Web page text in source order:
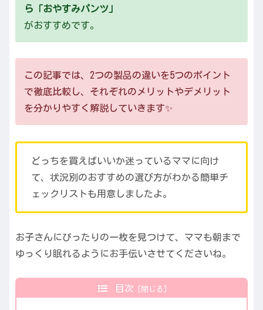
ら「おやすみパンツ」
がおすすめです。
この記事では、2つの製品の違いを5つのポイント
で徹底比較し、それぞれのメリットやデメリット
を分かりやすく解説していきます✨
どっちを買えばいいか迷っているママに向け
て、状況別のおすすめの選び方がわかる簡単チ
ェックリストも用意しましたよ。
お子さんにぴったりの一枚を見つけて、ママも朝まで
ゆっくり眠れるようにお手伝いさせてくださいね。
目次